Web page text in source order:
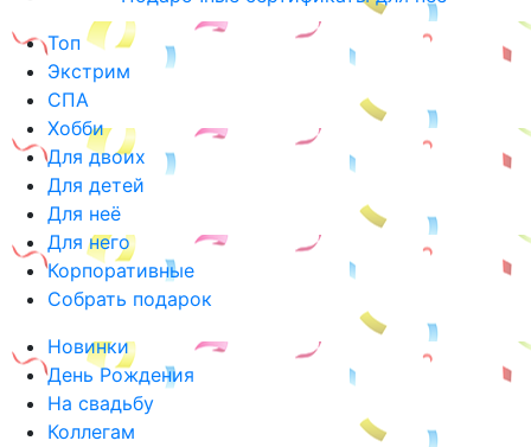
Топ
Экстрим
СПА
Хобби
Для двоих
Для детей
Для неё
Для него
Корпоративные
Собрать подарок
Новинки
День Рождения
На свадьбу
Коллегам